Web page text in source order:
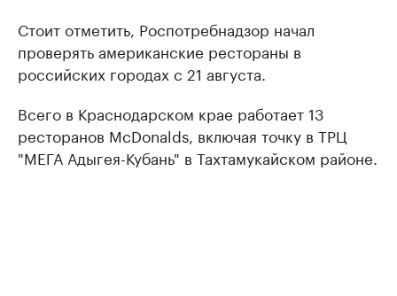
Стоит отметить, Роспотребнадзор начал
проверять американские рестораны в
российских городах с 21 августа.
Всего в Краснодарском крае работает 13
ресторанов McDonalds, включая точку в ТРЦ
"МЕГА Адыгея-Кубань" в Тахтамукайском районе.